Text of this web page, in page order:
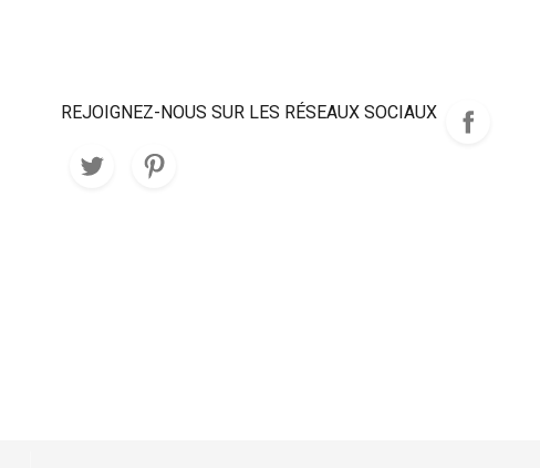
REJOIGNEZ-NOUS SUR LES RÉSEAUX SOCIAUX